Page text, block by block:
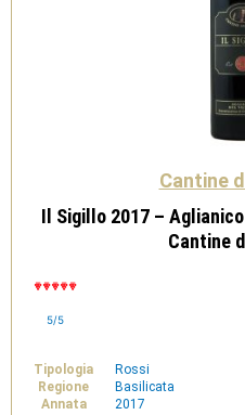
Cantine
Il Sigillo 2017 –
Cantine
5/5
Tipologia
Rossi
Regione
Basilicata
Annata
2017